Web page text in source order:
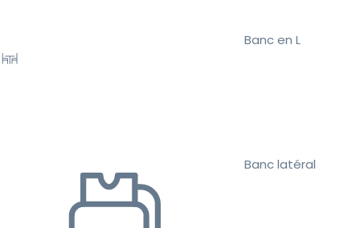
Banc en L
Banc latéral